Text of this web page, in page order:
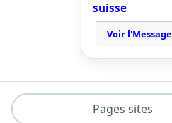
suisse
Voir l'Message
Pages sites